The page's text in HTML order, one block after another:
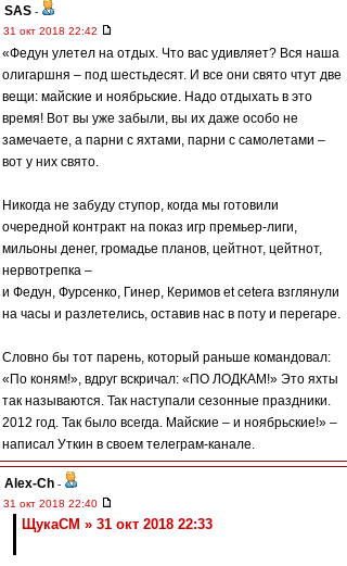
SAS -
31 окт 2018 22:42
«Федун улетел на отдых. Что вас удивляет? Вся наша
олигаршня – под шестьдесят. И все они свято чтут две
вещи: майские и ноябрьские. Надо отдыхать в это
время! Вот вы уже забыли, вы их даже особо не
замечаете, а парни с яхтами, парни с самолетами –
вот у них свято.
Никогда не забуду ступор, когда мы готовили
очередной контракт на показ игр премьер-лиги,
мильоны денег, громадье планов, цейтнот, цейтнот,
нервотрепка –
и Федун, Фурсенко, Гинер, Керимов еt cetera взглянули
на часы и разлетелись, оставив нас в поту и перегаре.
Словно бы тот парень, который раньше командовал:
«По коням!», вдруг вскричал: «ПО ЛОДКАМ!» Это яхты
так называются. Так наступали сезонные праздники.
2012 год. Так было всегда. Майские – и ноябрьские!» –
написал Уткин в своем телеграм-канале.
Alex-Ch -
31 окт 2018 22:40
ЩукаСМ » 31 окт 2018 22:33